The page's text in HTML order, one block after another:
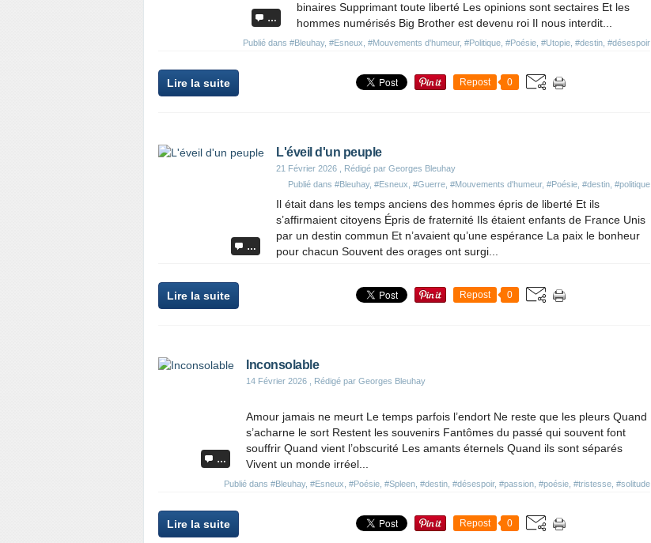
…
Publié dans #Bleuhay, #Esneux #Mouvements d'humeur, #Politique #Poésie #Utopie #destin #désespoir
binaires Supprimant toute liberté Les opinions sont sectaires Et les
hommes numérisés Big Brother est devenu roi Il nous interdit...
Lire la suite Repost 0
…
L'éveil d'un peuple
21 Février 2026 , Rédigé par Georges Bleuhay
Publié dans #Bleuhay, #Esneux #Guerre #Mouvements d'humeur, #Poésie #destin #politique
Il était dans les temps anciens des hommes épris de liberté Et ils
s’affirmaient citoyens Épris de fraternité Ils étaient enfants de France Unis
par un destin commun Et n’avaient qu’une espérance La paix le bonheur
pour chacun Souvent des orages ont surgi...
Lire la suite Repost 0
…
Inconsolable
14 Février 2026 , Rédigé par Georges Bleuhay
Publié dans #Bleuhay, #Esneux #Poésie #Spleen #destin #désespoir, #passion #poésie #tristesse #solitude
Amour jamais ne meurt Le temps parfois l’endort Ne reste que les pleurs Quand
s’acharne le sort Restent les souvenirs Fantômes du passé qui souvent font
souffrir Quand vient l’obscurité Les amants éternels Quand ils sont séparés
Vivent un monde irréel...
Lire la suite Repost 0